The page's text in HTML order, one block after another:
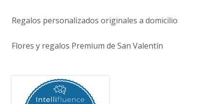
Regalos personalizados originales a domicilio
Flores y regalos Premium de San Valentín